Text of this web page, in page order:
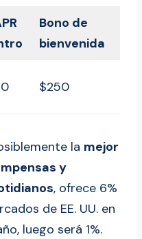
Bono de
bienvenida
$250
la mejor
y
, ofrece 6%
de EE. UU. en
luego será 1%.